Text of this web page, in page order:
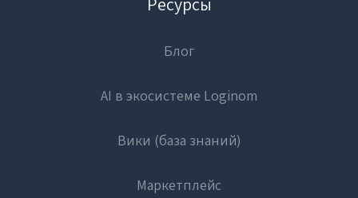
Блог
AI в экосистеме Loginom
Вики (база знаний)
Маркетплейс